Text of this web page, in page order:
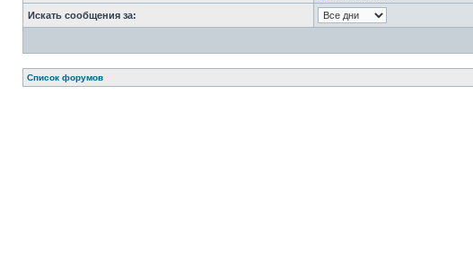
Искать сообщения за:
Список форумов